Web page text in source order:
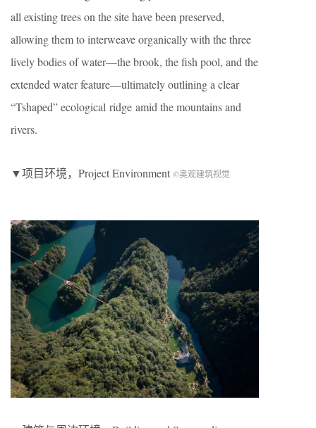
all existing trees on the site have been preserved,
allowing them to interweave organically with the three
lively bodies of water—the brook, the fish pool, and the
extended water feature—ultimately outlining a clear
“Tshaped” ecological ridge amid the mountains and
rivers.
▼项目环境，Project Environment ©奥观建筑视觉